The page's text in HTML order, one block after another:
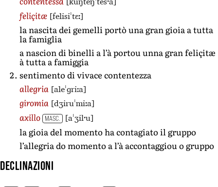
feliçitæ [felisiˈtɛː]
la nascita dei gemelli portò una gran gioia a tutta
la famiglia
a nascion di binelli a l’à portou unna gran feliçitæ
à tutta a famiggia
sentimento di vivace contentezza
allegria [aleˈɡriːa]
giromia [dʒiruˈmiːa]
axillo MASC. [aˈʒilˑu]
la gioia del momento ha contagiato il gruppo
l’allegria do momento a l’à accontaggiou o gruppo
Declinazioni